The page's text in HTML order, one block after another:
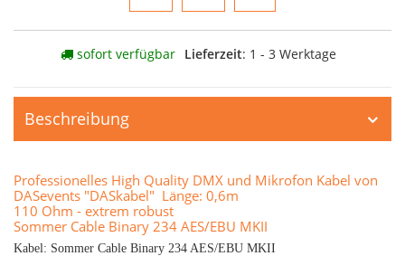
sofort verfügbar Lieferzeit: 1 - 3 Werktage
Beschreibung
Professionelles High Quality DMX und Mikrofon Kabel von
DASevents "DASkabel" Länge: 0,6m
110 Ohm - extrem robust
Sommer Cable Binary 234 AES/EBU MKII
Kabel: Sommer Cable Binary 234 AES/EBU MKII